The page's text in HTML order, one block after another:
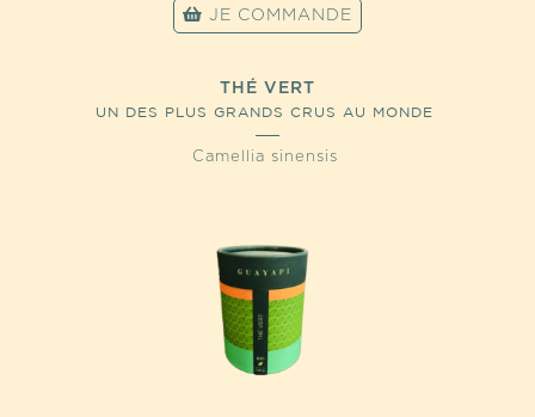
JE COMMANDE
THÉ VERT
UN DES PLUS GRANDS CRUS AU MONDE
Camellia sinensis